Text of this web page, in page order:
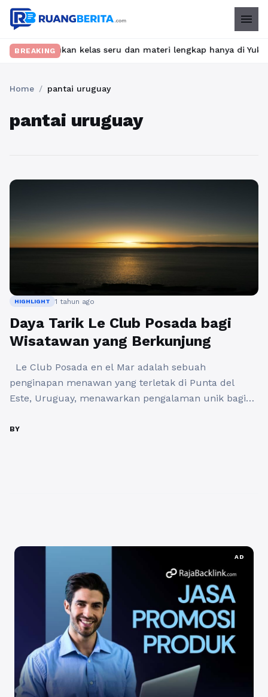
menu
BREAKING
Temukan kelas seru dan materi lengkap hanya di
Home / pantai uruguay
pantai uruguay
HIGHLIGHT 1 tahun ago
Daya Tarik Le Club Posada bagi
Wisatawan yang Berkunjung
Le Club Posada en el Mar adalah sebuah
penginapan menawan yang terletak di Punta del
Este, Uruguay, menawarkan pengalaman unik bagi
alam. Dengan lokasi strategis di tepi pantai,
BY
AD